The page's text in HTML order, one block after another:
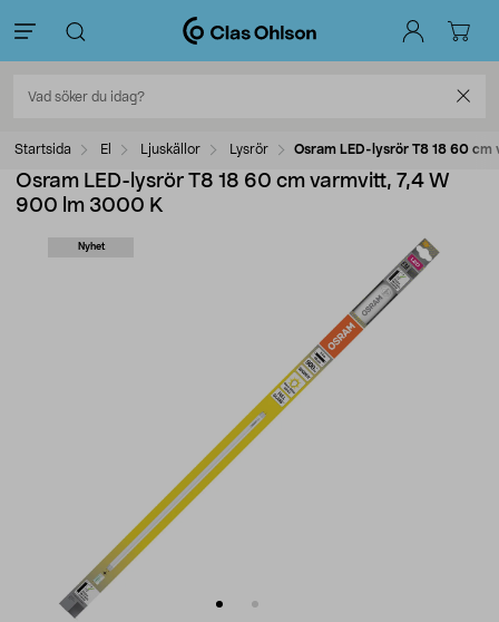
Startsida El Ljuskällor Lysrör Osram LED-lysrör T8 18 60
Osram LED-lysrör T8 18 60 cm varmvitt, 7,4 W
900 lm 3000 K
Nyhet